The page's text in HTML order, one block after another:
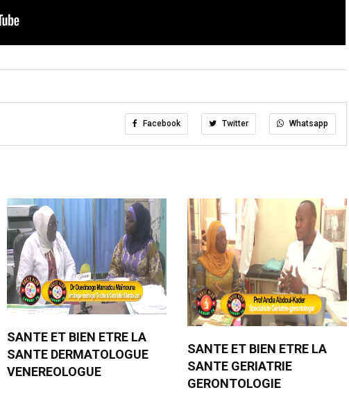
Facebook Twitter Whatsapp
SANTE ET BIEN ETRE LA
SANTE DERMATOLOGUE
VENEREOLOGUE
SANTE ET BIEN ETRE LA
SANTE GERIATRIE
GERONTOLOGIE